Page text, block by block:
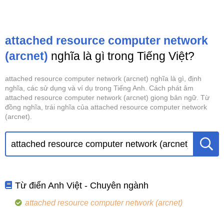
attached resource computer network
(arcnet) nghĩa là gì trong Tiếng Việt?
attached resource computer network (arcnet) nghĩa là gì, định
nghĩa, các sử dụng và ví dụ trong Tiếng Anh. Cách phát âm
attached resource computer network (arcnet) giọng bản ngữ. Từ
đồng nghĩa, trái nghĩa của attached resource computer network
(arcnet).
Từ điển Anh Việt - Chuyên ngành
attached resource computer network (arcnet)